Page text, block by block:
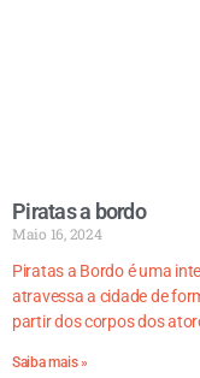
Piratas a bordo
Maio 16, 2024
Piratas a Bordo é uma
atravessa a cidade de
partir dos corpos dos
Saiba mais »